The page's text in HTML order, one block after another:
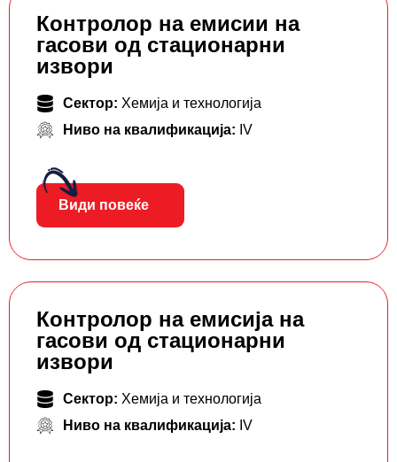
Контролор на емисии на
гасови од стационарни
извори
Сектор: Хемија и технологија
Ниво на квалификација: IV
Види повеќе
Контролор на емисија на
гасови од стационарни
извори
Сектор: Хемија и технологија
Ниво на квалификација: IV